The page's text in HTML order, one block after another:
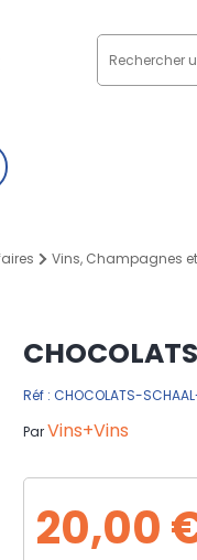
Vins, Champagnes
Réf : CHOCOLATS-
ParVins+Vins
20,00